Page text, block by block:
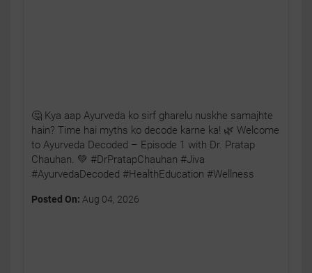
🤔 Kya aap Ayurveda ko sirf gharelu nuskhe samajhte
hain? Time hai myths ko decode karne ka! 🌿 Welcome
to Ayurveda Decoded – Episode 1 with Dr. Pratap
Chauhan. 💚 #DrPratapChauhan #Jiva
#AyurvedaDecoded #HealthEducation #Wellness
Posted On: Aug 04, 2026